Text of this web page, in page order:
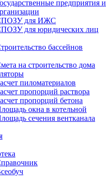
предприятия и
для ИЖС
для юридических лиц
бассейнов
на строительство дома
пиломатериалов
пропорций раствора
пропорций бетона
окна в котельной
сечения вентканала